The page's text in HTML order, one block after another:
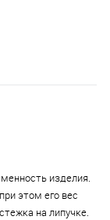
изделия.
этом его вес
на липучке.